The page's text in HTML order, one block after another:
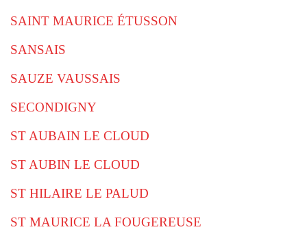
SAINT MAURICE ÉTUSSON
SANSAIS
SAUZE VAUSSAIS
SECONDIGNY
ST AUBAIN LE CLOUD
ST AUBIN LE CLOUD
ST HILAIRE LE PALUD
ST MAURICE LA FOUGEREUSE